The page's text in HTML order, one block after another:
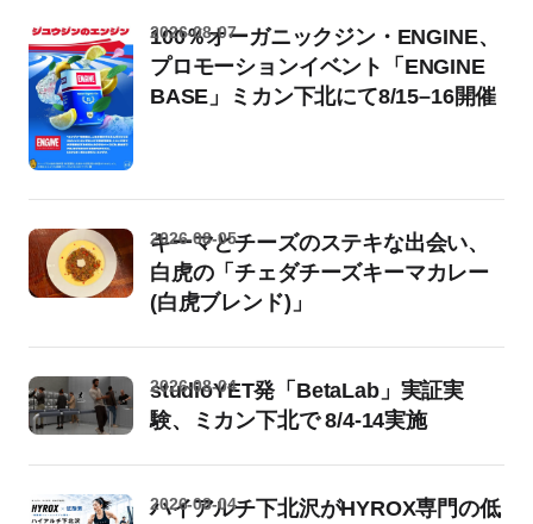
100％オーガニックジン・ENGINE、
プロモーションイベント「ENGINE
BASE」ミカン下北にて8/15–16開催
2026-08-07
キーマとチーズのステキな出会い、
白虎の「チェダチーズキーマカレー
(白虎ブレンド)」
2026-08-05
studioYET発「BetaLab」実証実
験、ミカン下北で 8/4-14実施
2026-08-04
ハイアルチ下北沢がHYROX専門の低
2026-08-04